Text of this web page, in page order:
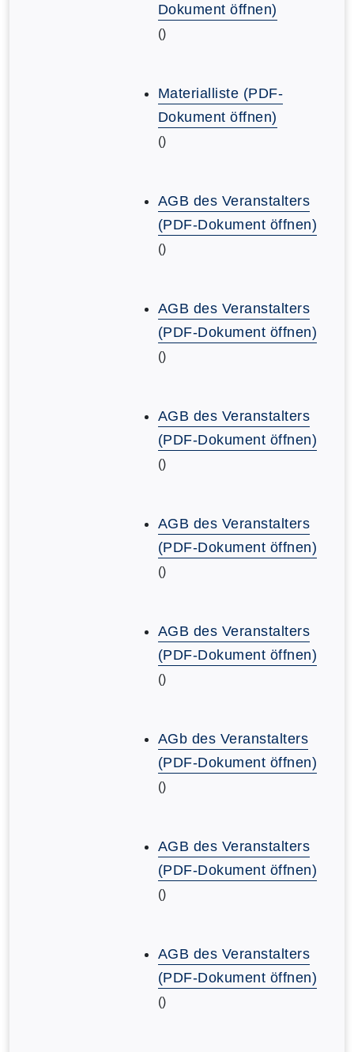
Dokument öffnen)
()
Materialliste (PDF-
Dokument öffnen)
()
AGB des Veranstalters
(PDF-Dokument öffnen)
()
AGB des Veranstalters
(PDF-Dokument öffnen)
()
AGB des Veranstalters
(PDF-Dokument öffnen)
()
AGB des Veranstalters
(PDF-Dokument öffnen)
()
AGB des Veranstalters
(PDF-Dokument öffnen)
()
AGb des Veranstalters
(PDF-Dokument öffnen)
()
AGB des Veranstalters
(PDF-Dokument öffnen)
()
AGB des Veranstalters
(PDF-Dokument öffnen)
()